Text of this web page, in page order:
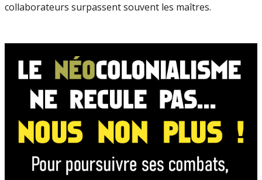
collaborateurs surpassent souvent les maîtres.